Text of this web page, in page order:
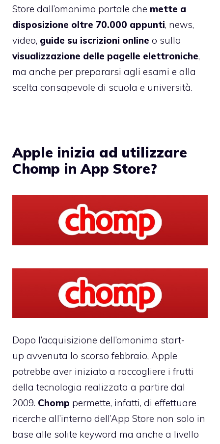
Store dall’omonimo portale che mette a
disposizione oltre 70.000 appunti, news,
video, guide su iscrizioni online o sulla
visualizzazione delle pagelle elettroniche,
ma anche per prepararsi agli esami e alla
scelta consapevole di scuola e università.
Apple inizia ad utilizzare
Chomp in App Store?
Dopo l’acquisizione dell’omonima start-
up avvenuta lo scorso febbraio, Apple
potrebbe aver iniziato a raccogliere i frutti
della tecnologia realizzata a partire dal
2009. Chomp permette, infatti, di effettuare
ricerche all’interno dell’App Store non solo in
base alle solite keyword ma anche a livello